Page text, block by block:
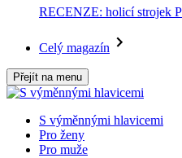
RECENZE: holicí strojek
Celý magazín
Přejít na menu
S výměnnými hlavicemi
Pro ženy
Pro muže